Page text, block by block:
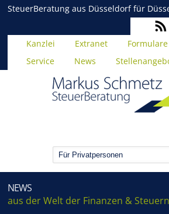
SteuerBeratung aus Düsseldorf für
Kanzlei Extranet Formulare
Service
News
NEWS
aus der Welt der Finanzen &